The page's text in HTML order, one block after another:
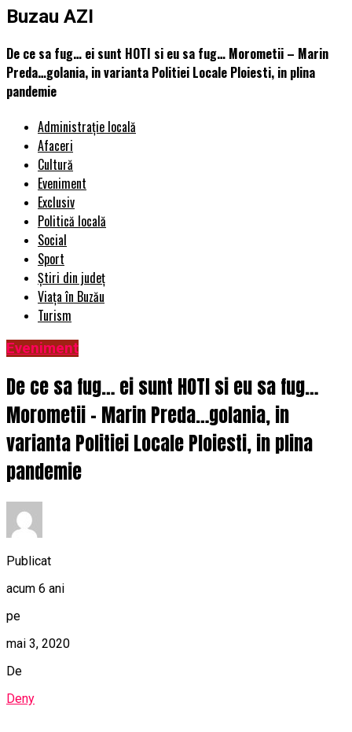
Buzau AZI
De ce sa fug… ei sunt HOTI si eu sa fug… Morometii – Marin
Preda…golania, in varianta Politiei Locale Ploiesti, in plina
pandemie
Administrație locală
Afaceri
Cultură
Eveniment
Exclusiv
Politică locală
Social
Sport
Știri din județ
Viața în Buzău
Turism
Eveniment
De ce sa fug… ei sunt HOTI si eu sa fug…
Morometii – Marin Preda…golania, in
varianta Politiei Locale Ploiesti, in plina
pandemie
Publicat
acum 6 ani
pe
mai 3, 2020
De
Deny